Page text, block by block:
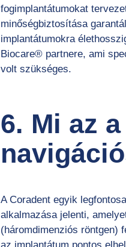
fogimplantátumokat
minőségbiztosítása
implantátumokra
Biocare® partnere, ami
volt szükséges.
6. Mi az
A Coradent egyik
alkalmazása jelenti,
(háromdimenziós röntgen)